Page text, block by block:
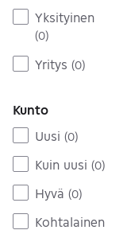
Yksityinen
(0)
Yritys (0)
Kunto
Uusi (0)
Kuin uusi (0)
Hyvä (0)
Kohtalainen